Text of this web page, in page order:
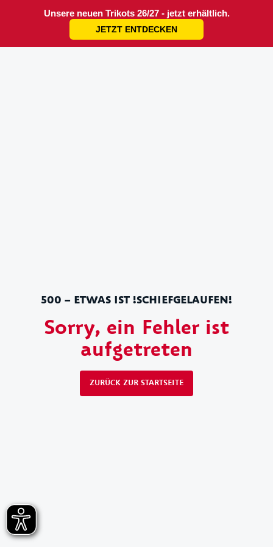
Unsere neuen Trikots 26/27 - jetzt erhältlich.
JETZT ENTDECKEN
500 – ETWAS IST !SCHIEFGELAUFEN!
Sorry, ein Fehler ist
aufgetreten
ZURÜCK ZUR STARTSEITE